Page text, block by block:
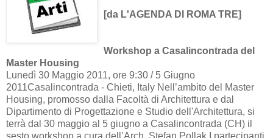
[da L'AGENDA DI ROMA TRE]
Workshop a Casalincontrada del
Master Housing
Lunedì 30 Maggio 2011, ore 9:30 / 5 Giugno
2011Casalincontrada - Chieti, Italy Nell’ambito del Master
Housing, promosso dalla Facoltà di Architettura e dal
Dipartimento di Progettazione e Studio dell'Architettura, si
terrà dal 30 maggio al 5 giugno a Casalincontrada (CH) il
sesto workshop a cura dell’Arch. Stefan Pollak.I partecipanti